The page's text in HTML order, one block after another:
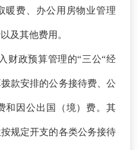
暖费、办公用房物业管理
及其他费用。
财政预算管理的“三公“经
款安排的公务接待费、公
和因公出国（境）费。其
规定开支的各类公务接待